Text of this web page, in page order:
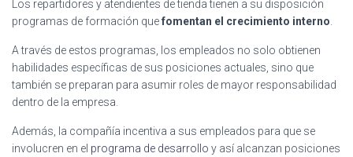
Los repartidores y atendientes de tienda tienen a su disposición
programas de formación quefomentan el crecimiento interno
A través de estos programas, los empleados no solo obtienen
habilidades específicas de sus posiciones actuales, sino que
también se preparan para asumir roles de mayor responsabilidad
dentro de la empresa.
Además, la compañía incentiva a sus empleados para que se
involucren en el programa de desarrollo y así alcanzan posiciones